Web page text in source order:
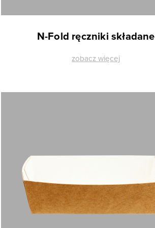
N-Fold ręczniki składane
zobacz więcej